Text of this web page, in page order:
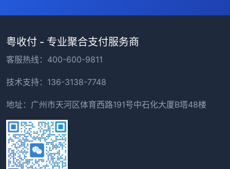
粤收付 - 专业聚合支付服务商
客服热线：400-600-9811
技术支持：136-3138-7748
地址：广州市天河区体育西路191号中石化大厦B塔48楼